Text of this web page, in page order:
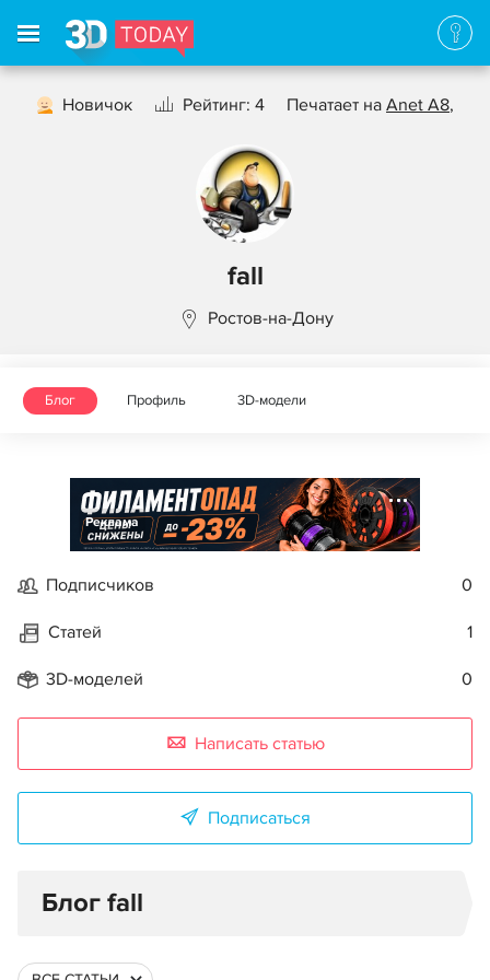
Новичок Рейтинг: 4 Печатает на Anet A8,
fall
Ростов-на-Дону
Блог Профиль 3D-модели
Реклама
Подписчиков 0
Статей 1
3D-моделей 0
Написать статью
Подписаться
Блог fall